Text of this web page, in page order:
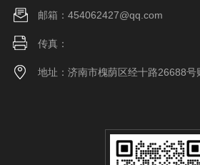
邮箱：454062427@qq.com
传真：
地址：济南市槐荫区经十路26688号